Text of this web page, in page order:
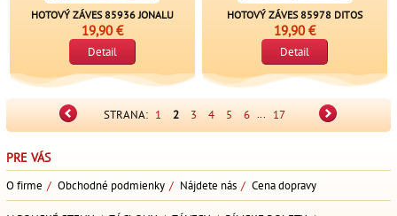
HOTOVÝ ZÁVES 85936 JONALU
19,90 €
Detail
HOTOVÝ ZÁVES 85978 DITOS
19,90 €
Detail
STRANA: 1 2 3 4 5 6 ... 17
PRE VÁS
O firme / Obchodné podmienky / Nájdete nás / Cena dopravy